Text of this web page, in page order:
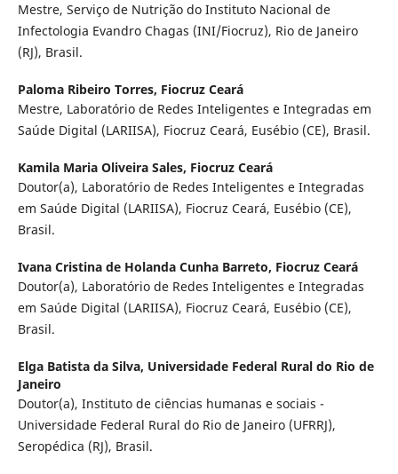
Mestre, Serviço de Nutrição do Instituto Nacional de
Infectologia Evandro Chagas (INI/Fiocruz), Rio de Janeiro
(RJ), Brasil.
Paloma Ribeiro Torres, Fiocruz Ceará
Mestre, Laboratório de Redes Inteligentes e Integradas em
Saúde Digital (LARIISA), Fiocruz Ceará, Eusébio (CE), Brasil.
Kamila Maria Oliveira Sales, Fiocruz Ceará
Doutor(a), Laboratório de Redes Inteligentes e Integradas
em Saúde Digital (LARIISA), Fiocruz Ceará, Eusébio (CE),
Brasil.
Ivana Cristina de Holanda Cunha Barreto, Fiocruz Ceará
Doutor(a), Laboratório de Redes Inteligentes e Integradas
em Saúde Digital (LARIISA), Fiocruz Ceará, Eusébio (CE),
Brasil.
Elga Batista da Silva, Universidade Federal Rural do Rio de
Janeiro
Doutor(a), Instituto de ciências humanas e sociais -
Universidade Federal Rural do Rio de Janeiro (UFRRJ),
Seropédica (RJ), Brasil.